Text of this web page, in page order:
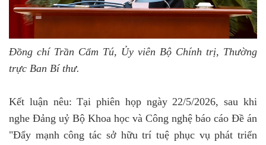
Đồng chí Trần Cẩm Tú, Ủy viên Bộ Chính trị, Thường
trực Ban Bí thư.
Kết luận nêu: Tại phiên họp ngày 22/5/2026, sau khi
nghe Đảng uỷ Bộ Khoa học và Công nghệ báo cáo Đề án
"Đẩy mạnh công tác sở hữu trí tuệ phục vụ phát triển